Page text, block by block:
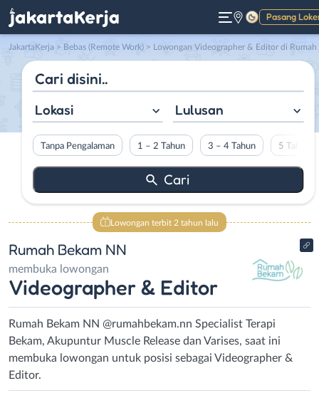
Pasang
Gelap
JakartaKerja > Bebas (Remote Work) > Lowongan Videographer & Editor di Rumah Bekam NN
Lokasi Lulusan
Tanpa Pengalaman 1 – 2 Tahun 3 – 4 Tahun 5 Tahun
Lowongan terbit 2 tahun lalu
Rumah Bekam NN
membuka lowongan
Videographer & Editor
Rumah Bekam NN @rumahbekam.nn Specialist Terapi
Bekam, Akupuntur Muscle Release dan Varises, saat ini
membuka lowongan untuk posisi sebagai Videographer &
Editor.